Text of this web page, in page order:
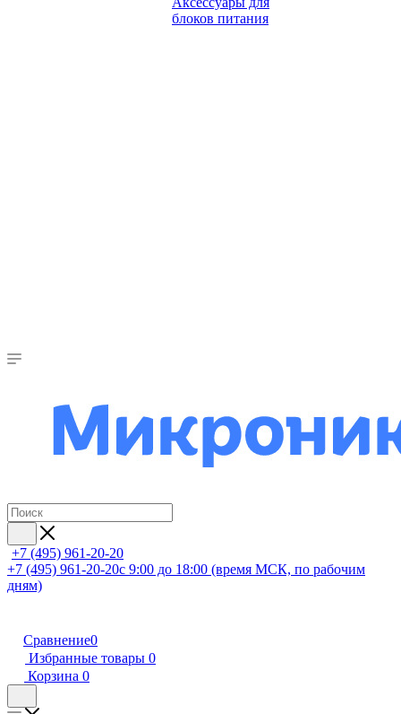
блоков питания
+7 (495) 961-20-20
+7 (495) 961-20-20с 9:00 до 18:00 (время МСК, по рабочим
дням)
Сравнение0
Избранные товары 0
Корзина 0